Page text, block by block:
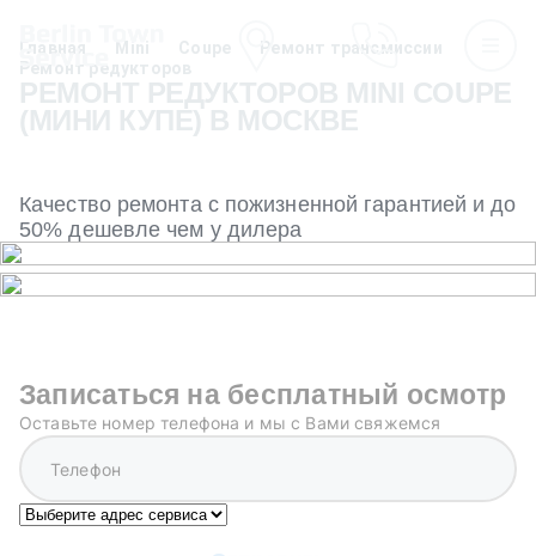
Главная Mini Coupe
Ремонт трансмиссии
Ремонт редукторов
РЕМОНТ РЕДУКТОРОВ MINI COUPE
(МИНИ КУПЕ) В МОСКВЕ
Качество ремонта с пожизненной гарантией и до
50% дешевле чем у дилера
Записаться на бесплатный осмотр
Оставьте номер телефона и мы с Вами свяжемся